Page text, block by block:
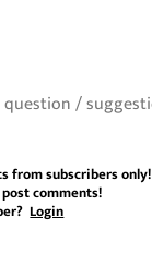
from subscribers only!
comments!
Login